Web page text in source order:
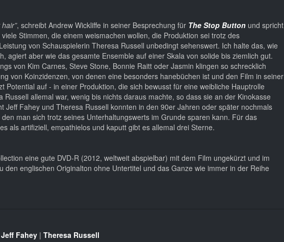
, schreibt Andrew Wickliffe in seiner Besprechung für The Stop Button und spricht
Stimmen, die einem weismachen wollen, die Produktion sei trotz des
von Schauspielerin Theresa Russell unbedingt sehenswert. Ich halte das, wie
agiert aber wie das gesamte Ensemble auf einer Skala von solide bis ziemlich gut.
von Kim Carnes, Steve Stone, Bonnie Raitt oder Jasmin klingen so schrecklich
von Koinzidenzen, von denen eine besonders hanebüchen ist und den Film in seiner
auf - in einer Produktion, die sich bewusst für eine weibliche Hauptrolle
allemal war, wenig bis nichts daraus machte, so dass sie an der Kinokasse
Fahey und Theresa Russell konnten in den 90er Jahren oder später nochmals
man sich trotz seines Unterhaltungswerts im Grunde sparen kann. Für das
als artifiziell, empathielos und kaputt gibt es allemal drei Sterne.
eine gute DVD-R (2012, weltweit abspielbar) mit dem Film ungekürzt und im
englischen Originalton ohne Untertitel und das Ganze wie immer in der Reihe
Jeff Fahey | Theresa Russell